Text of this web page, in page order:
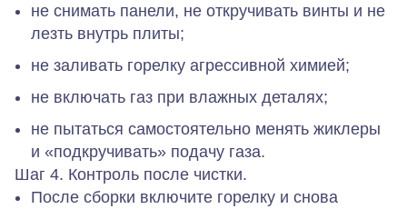
не снимать панели, не откручивать винты и не
лезть внутрь плиты;
не заливать горелку агрессивной химией;
не включать газ при влажных деталях;
не пытаться самостоятельно менять жиклеры
и «подкручивать» подачу газа.
Шаг 4. Контроль после чистки.
После сборки включите горелку и снова